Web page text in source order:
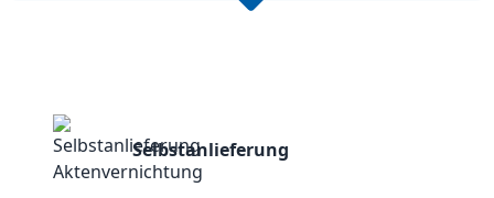
Selbstanlieferung